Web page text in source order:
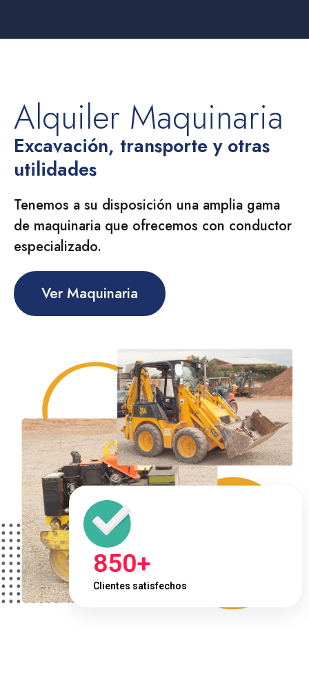
Alquiler Maquinaria
Excavación, transporte y otras
utilidades
Tenemos a su disposición una amplia gama
de maquinaria que ofrecemos con conductor
especializado.
Ver Maquinaria
850+
Clientes satisfechos